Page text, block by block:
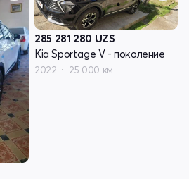
285 281 280 UZS
Kia Sportage V - поколение
2022 25 000 км